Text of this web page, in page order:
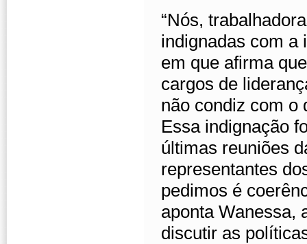
“Nós,
indignadas com a
em que afirma
cargos de
não condiz com o
Essa indignação
últimas reuniões
representantes
pedimos é
aponta Wanessa,
discutir as